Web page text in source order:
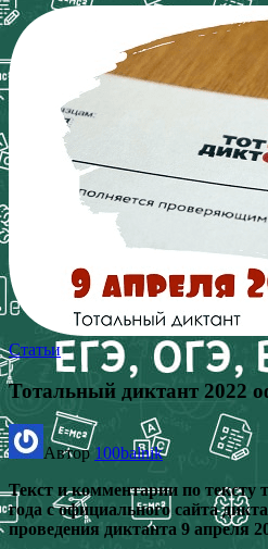
Статьи
Тотальный диктант 2022
Автор 100balnik
Текст и комментарии по тексту
года с официального сайта
проведения диктанта 9 апреля